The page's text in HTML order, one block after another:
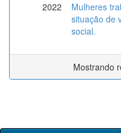
2022
Mulheres
situação de
social.
Mostrando